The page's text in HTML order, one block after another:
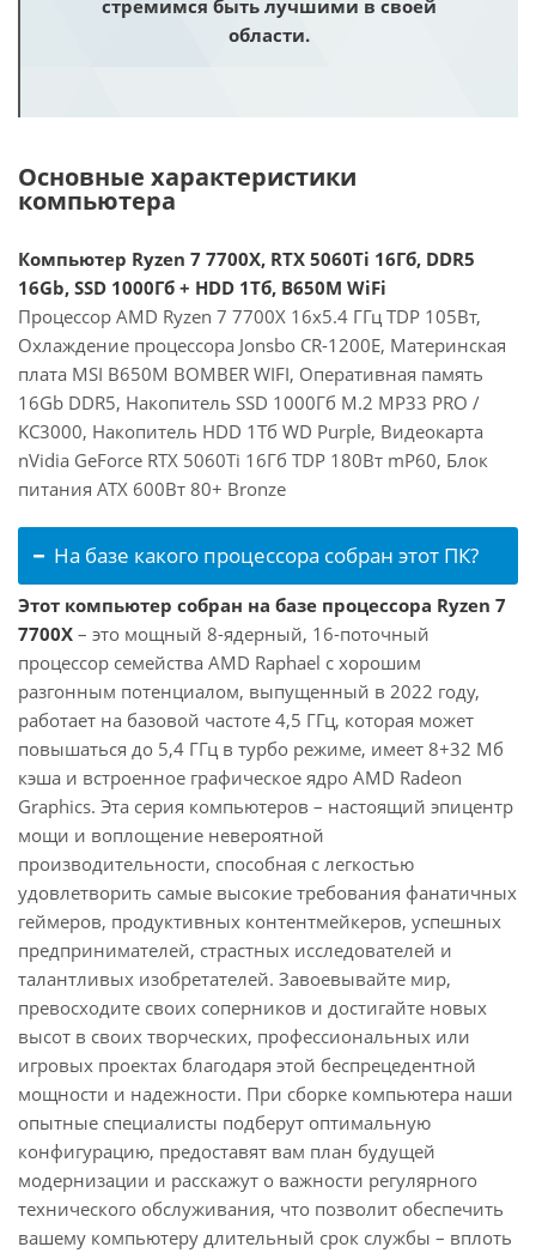
стремимся быть лучшими в своей
области.
Основные характеристики
компьютера
Компьютер Ryzen 7 7700X, RTX 5060Ti 16Гб, DDR5
16Gb, SSD 1000Гб + HDD 1Тб, B650M WiFi
Процессор AMD Ryzen 7 7700X 16x5.4 ГГц TDP 105Вт,
Охлаждение процессора Jonsbo CR-1200E, Материнская
плата MSI B650M BOMBER WIFI, Оперативная память
16Gb DDR5, Накопитель SSD 1000Гб M.2 MP33 PRO /
KC3000, Накопитель HDD 1Тб WD Purple, Видеокарта
nVidia GeForce RTX 5060Ti 16Гб TDP 180Вт mP60, Блок
питания ATX 600Вт 80+ Bronze
На базе какого процессора собран этот ПК?
Этот компьютер собран на базе процессора Ryzen 7
7700X – это мощный 8-ядерный, 16-поточный
процессор семейства AMD Raphael с хорошим
разгонным потенциалом, выпущенный в 2022 году,
работает на базовой частоте 4,5 ГГц, которая может
повышаться до 5,4 ГГц в турбо режиме, имеет 8+32 Мб
кэша и встроенное графическое ядро AMD Radeon
Graphics. Эта серия компьютеров – настоящий эпицентр
мощи и воплощение невероятной
производительности, способная с легкостью
удовлетворить самые высокие требования фанатичных
геймеров, продуктивных контентмейкеров, успешных
предпринимателей, страстных исследователей и
талантливых изобретателей. Завоевывайте мир,
превосходите своих соперников и достигайте новых
высот в своих творческих, профессиональных или
игровых проектах благодаря этой беспрецедентной
мощности и надежности. При сборке компьютера наши
опытные специалисты подберут оптимальную
конфигурацию, предоставят вам план будущей
модернизации и расскажут о важности регулярного
технического обслуживания, что позволит обеспечить
вашему компьютеру длительный срок службы – вплоть